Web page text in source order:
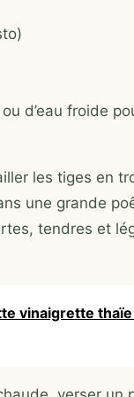
d’eau froide
les tiges en
une grande
tendres et
vinaigrette